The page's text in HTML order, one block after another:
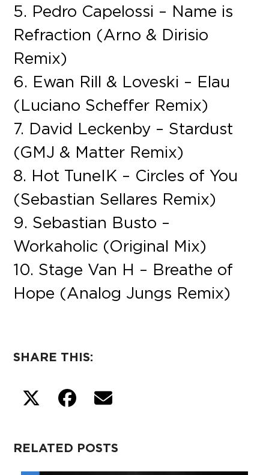
5. Pedro Capelossi – Name is
Refraction (Arno & Dirisio
Remix)
6. Ewan Rill & Loveski – Elau
(Luciano Scheffer Remix)
7. David Leckenby – Stardust
(GMJ & Matter Remix)
8. Hot TuneIK – Circles of You
(Sebastian Sellares Remix)
9. Sebastian Busto –
Workaholic (Original Mix)
10. Stage Van H – Breathe of
Hope (Analog Jungs Remix)
SHARE THIS:
RELATED POSTS